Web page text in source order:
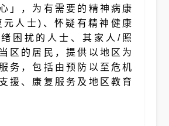
」，为有需要的精神病康
元人士)、怀疑有精神健康
困扰的人士、其家人/照
区的居民，提供以地区为
务，包括由预防以至危机
援、康复服务及地区教育